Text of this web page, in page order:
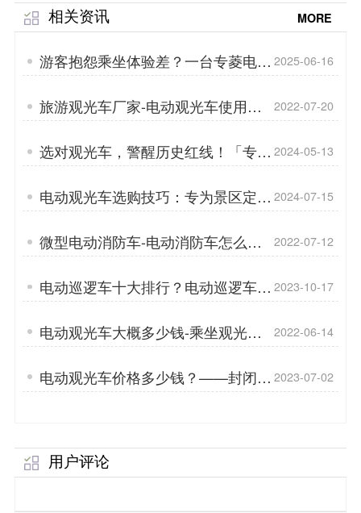
相关资讯 MORE
游客抱怨乘坐体验差？一台专菱电动
旅游观光车，打造回头率100%的舒
适旅程！
2025-06-16
旅游观光车厂家-电动观光车使用特
点「专菱」
2022-07-20
选对观光车，警醒历史红线！「专
菱」
2024-05-13
电动观光车选购技巧：专为景区定制
的绿色出行方案「专菱」
2024-07-15
微型电动消防车-电动消防车怎么选
「专菱」
2022-07-12
电动巡逻车十大排行？电动巡逻车底
盘技术？「专菱」
2023-10-17
电动观光车大概多少钱-乘坐观光车
注意事项「专菱」
2022-06-14
电动观光车价格多少钱？——封闭观
光车和半封闭观光车的区别「专菱」
2023-07-02
用户评论